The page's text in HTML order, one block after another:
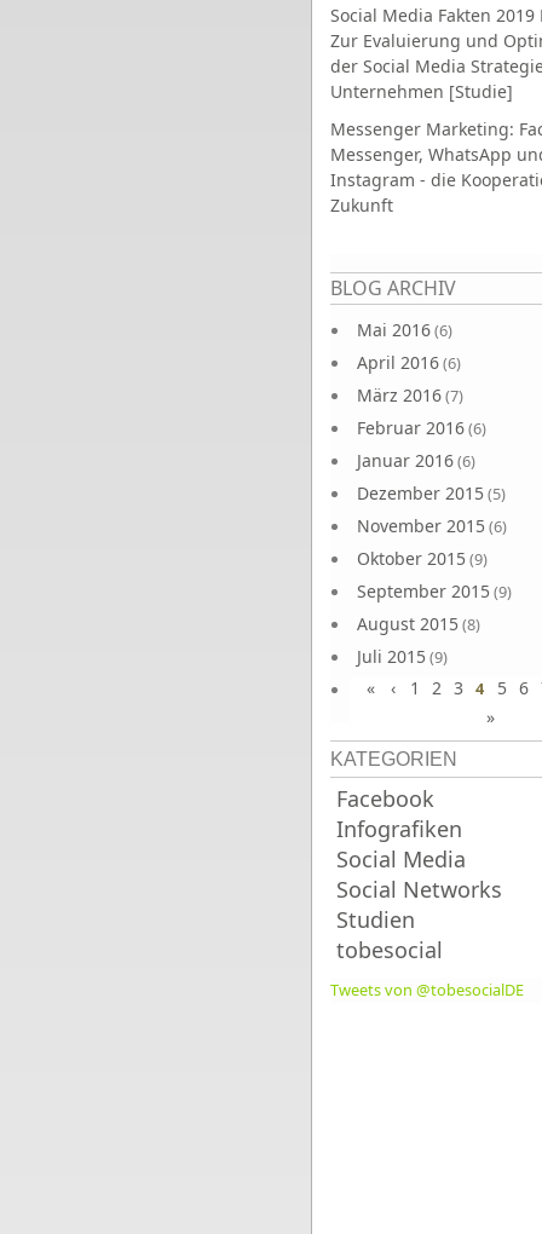
Social Media Fakten 2019
Zur Evaluierung und
der Social Media
Unternehmen [Studie]
Messenger Marketing:
Messenger, WhatsApp
Instagram - die
Zukunft
BLOG ARCHIV
Mai 2016(6)
April 2016(6)
März 2016(7)
Februar 2016(6)
Januar 2016(6)
Dezember 2015(5)
November 2015(6)
Oktober 2015(9)
September 2015(9)
August 2015(8)
Juli 2015(9)
Juni 2015(9)
Seiten
« ‹ 1 2 3 4 5 6
»
KATEGORIEN
Facebook
Infografiken
Social Media
Social Networks
Studien
tobesocial
Tweets von @tobesocialDE